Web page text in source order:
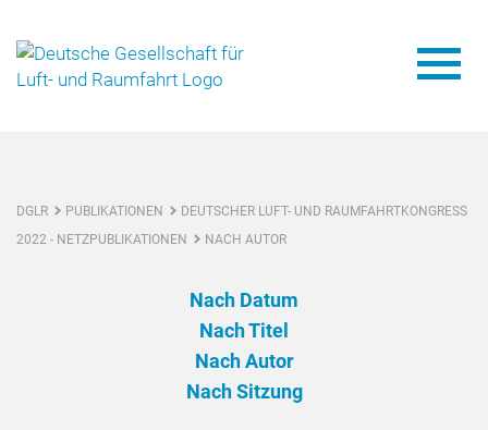
DGLR PUBLIKATIONEN
DEUTSCHER LUFT- UND RAUMFAHRTKONGRESS
2022 - NETZPUBLIKATIONEN
NACH AUTOR
Nach Datum
Nach Titel
Nach Autor
Nach Sitzung